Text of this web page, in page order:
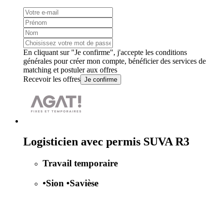
En cliquant sur "Je confirme", j'accepte les conditions
générales pour créer mon compte, bénéficier des services de
matching et postuler aux offres
Recevoir les offres Je confirme
Logisticien avec permis SUVA R3
Travail temporaire
•Sion •Savièse